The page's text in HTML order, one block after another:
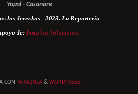
Yopal - Casanare
los derechos - 2023. La Reportería
de: Imagina Soluciones
CON PARABOLA & WORDPRESS.